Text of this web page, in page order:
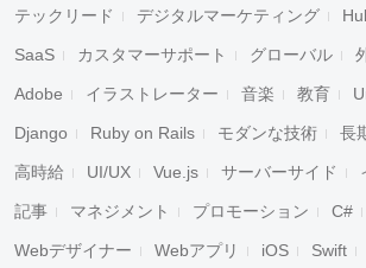
テックリード デジタルマーケティング
SaaS カスタマーサポート グローバル
Adobe イラストレーター 音楽 教育
Django Ruby on Rails モダンな技術 長
高時給 UI/UX Vue.js サーバーサイド
記事 マネジメント プロモーション C#
Webデザイナー Webアプリ iOS Swift